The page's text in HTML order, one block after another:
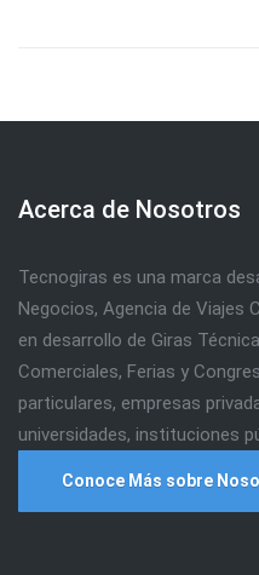
Acerca de Nosotros
Tecnogiras es una marca
Negocios, Agencia de Viajes
en desarrollo de Giras
Comerciales, Ferias y
particulares, empresas
universidades, instituciones
Conoce Más sobre